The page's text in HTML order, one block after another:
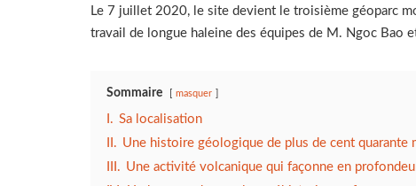
Le 7 juillet 2020, le site devient le troisième géoparc
travail de longue haleine des équipes de M. Ngoc Bao
Sommaire masquer
I. Sa localisation
II. Une histoire géologique de plus de cent quarante
III. Une activité volcanique qui façonne en